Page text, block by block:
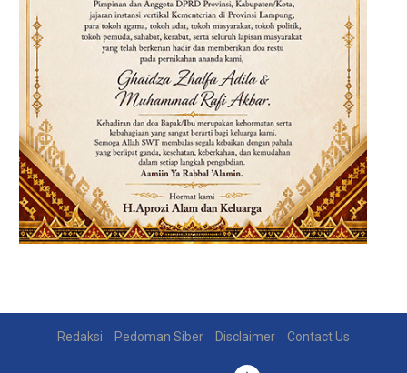
Redaksi Pedoman Siber Disclaimer Contact Us